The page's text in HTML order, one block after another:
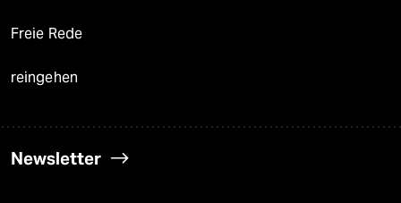
Freie Rede
reingehen
Newsletter